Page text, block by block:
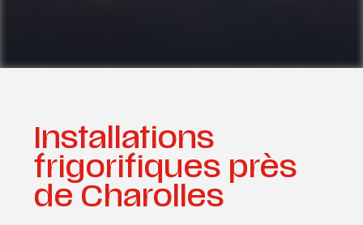
Installations
frigorifiques près
de Charolles